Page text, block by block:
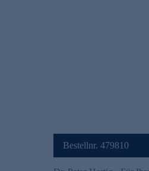
Bestellnr. 479810